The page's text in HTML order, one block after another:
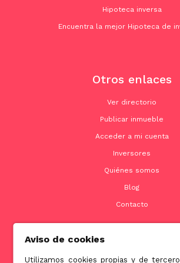
Hipoteca inversa
Encuentra la mejor Hipoteca de
Otros enlaces
Ver directorio
Publicar inmueble
Acceder a mi cuenta
Inversores
Quiénes somos
Blog
Contacto
Contacto
Aviso de cookies
Utilizamos cookies propias y de